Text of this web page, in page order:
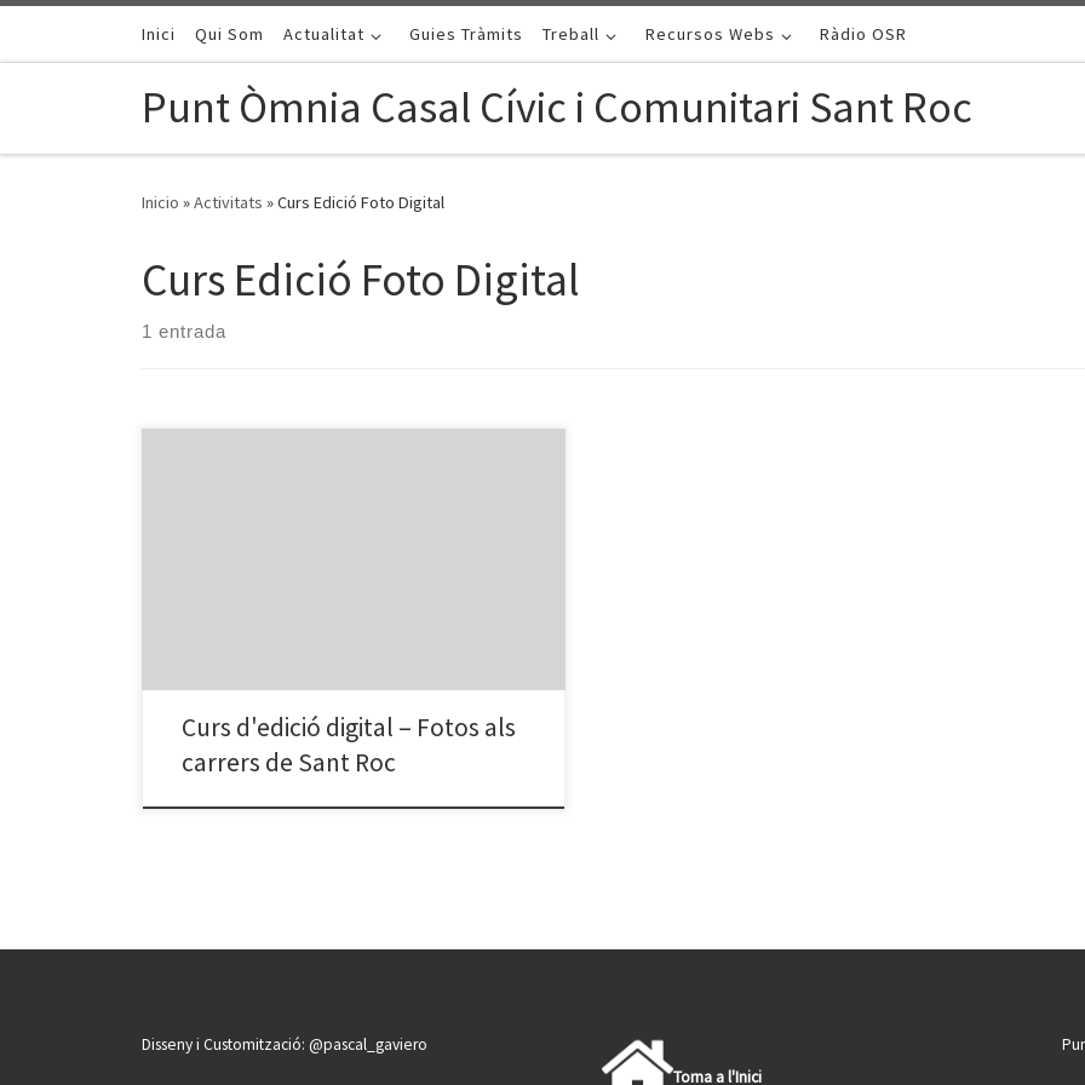
Saltar al contenido
Inici Qui Som Actualitat Guies Tràmits Treball Recursos Webs Ràdio OSR
Punt Òmnia Casal Cívic i Comunitari Sant Roc
Inicio »Activitats »Curs Edició Foto Digital
Curs Edició Foto Digital
1 entrada
Curs d'edició digital – Fotos als
carrers de Sant Roc
Disseny i Customització: @pascal_gaviero
Torna a l'Inici